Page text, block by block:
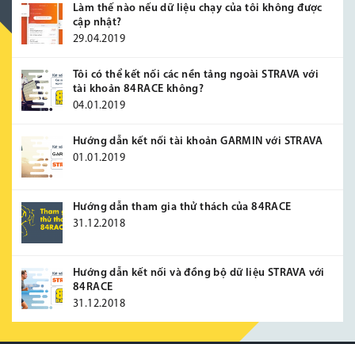
Làm thế nào nếu dữ liệu chạy của tôi không được
cập nhật?
29.04.2019
Tôi có thể kết nối các nền tảng ngoài STRAVA với
tài khoản 84RACE không?
04.01.2019
Hướng dẫn kết nối tài khoản GARMIN với STRAVA
01.01.2019
Hướng dẫn tham gia thử thách của 84RACE
31.12.2018
Hướng dẫn kết nối và đồng bộ dữ liệu STRAVA với
84RACE
31.12.2018